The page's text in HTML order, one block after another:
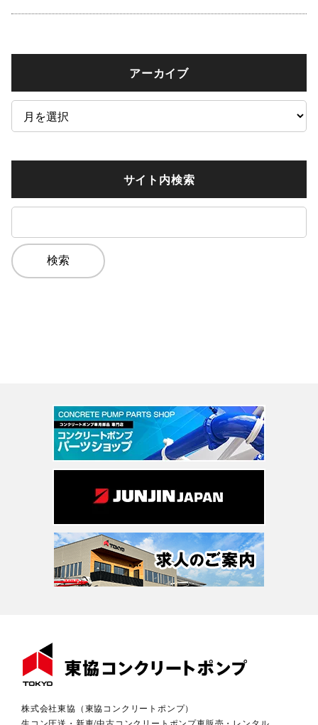
アーカイブ
ー
サイト内検索
索:
株式会社東協（東協コンクリートポンプ）
生コン圧送・新車/中古コンクリートポンプ車販売・レンタル